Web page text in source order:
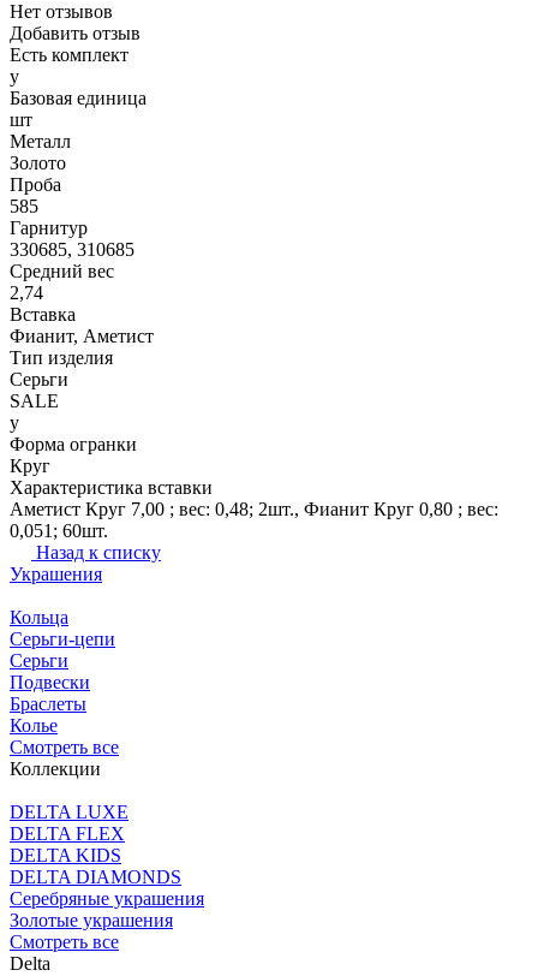
Нет отзывов
Добавить отзыв
Есть комплект
y
Базовая единица
шт
Металл
Золото
Проба
585
Гарнитур
330685, 310685
Средний вес
2,74
Вставка
Фианит, Аметист
Тип изделия
Серьги
SALE
y
Форма огранки
Круг
Характеристика вставки
Аметист Круг 7,00 ; вес: 0,48; 2шт., Фианит Круг 0,80 ; вес:
0,051; 60шт.
Назад к списку
Украшения
Кольца
Серьги-цепи
Серьги
Подвески
Браслеты
Колье
Смотреть все
Коллекции
DELTA LUXE
DELTA FLEX
DELTA KIDS
DELTA DIAMONDS
Серебряные украшения
Золотые украшения
Смотреть все
Delta